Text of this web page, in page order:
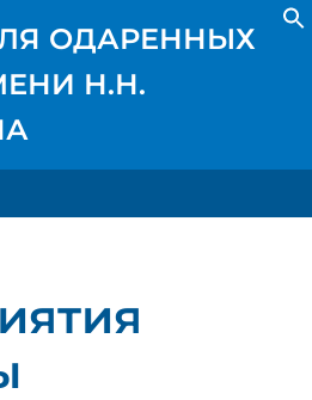
ОДАРЕННЫХ
Н.Н.